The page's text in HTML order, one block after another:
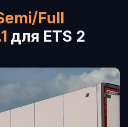
Full
для ETS 2